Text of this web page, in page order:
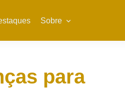
Sobre
para